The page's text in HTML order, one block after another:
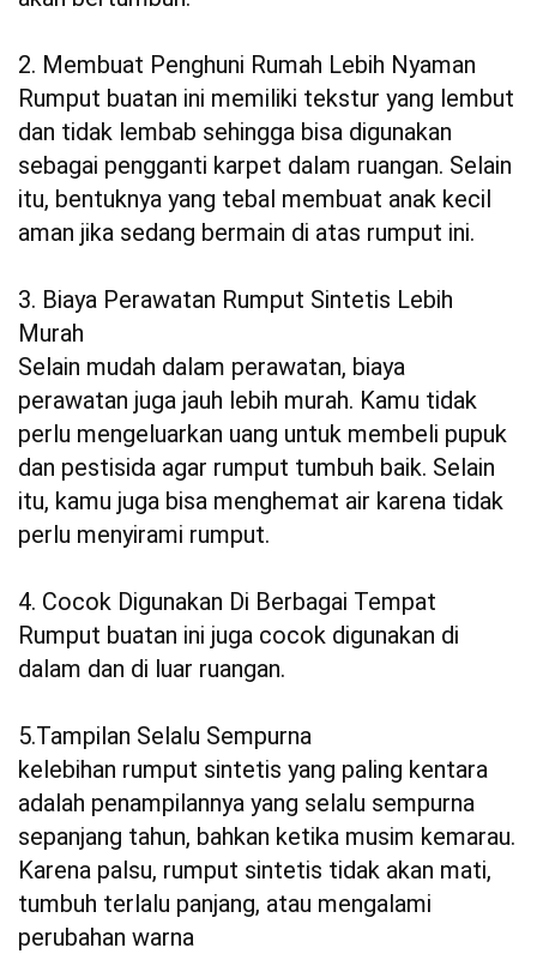
2. Membuat Penghuni Rumah Lebih Nyaman
Rumput buatan ini memiliki tekstur yang lembut
dan tidak lembab sehingga bisa digunakan
sebagai pengganti karpet dalam ruangan. Selain
itu, bentuknya yang tebal membuat anak kecil
aman jika sedang bermain di atas rumput ini.
3. Biaya Perawatan Rumput Sintetis Lebih
Murah
Selain mudah dalam perawatan, biaya
perawatan juga jauh lebih murah. Kamu tidak
perlu mengeluarkan uang untuk membeli pupuk
dan pestisida agar rumput tumbuh baik. Selain
itu, kamu juga bisa menghemat air karena tidak
perlu menyirami rumput.
4. Cocok Digunakan Di Berbagai Tempat
Rumput buatan ini juga cocok digunakan di
dalam dan di luar ruangan.
5.Tampilan Selalu Sempurna
kelebihan rumput sintetis yang paling kentara
adalah penampilannya yang selalu sempurna
sepanjang tahun, bahkan ketika musim kemarau.
Karena palsu, rumput sintetis tidak akan mati,
tumbuh terlalu panjang, atau mengalami
perubahan warna